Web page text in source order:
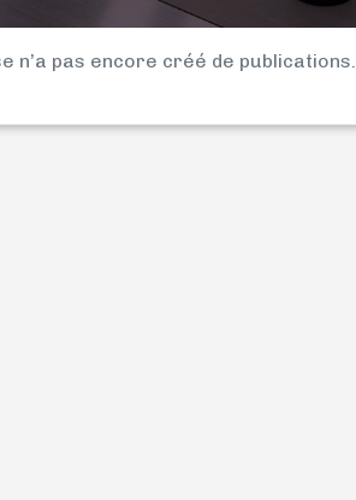
n’a pas encore créé de publications.